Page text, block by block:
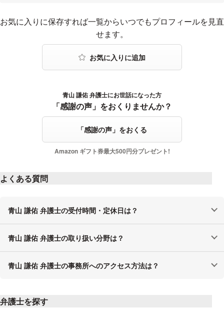
お気に入りに登録する
お気に入りに保存すれば一覧からいつでもプロフィールを見直
せます。
感謝の声をおくる青山 謙佑 弁護士にお世話になった方
「感謝の声」をおくりませんか？
「感謝の声」をおくる
Amazon ギフト券最大500円分プレゼント!
よくある質問
青山 謙佑 弁護士の受付時間・定休日は？
青山 謙佑 弁護士の取り扱い分野は？
青山 謙佑 弁護士の事務所へのアクセス方法は？
弁護士を探す